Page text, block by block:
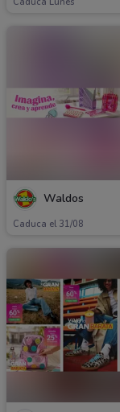
Waldos
Caduca el 31/08